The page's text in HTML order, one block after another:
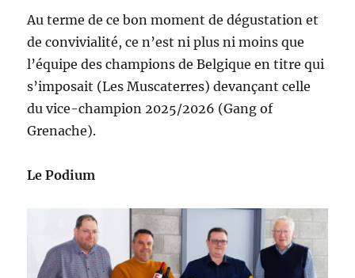
Au terme de ce bon moment de dégustation et
de convivialité, ce n’est ni plus ni moins que
l’équipe des champions de Belgique en titre qui
s’imposait (Les Muscaterres) devançant celle
du vice-champion 2025/2026 (Gang of
Grenache).
Le Podium